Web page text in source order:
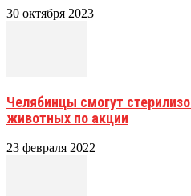
30 октября 2023
Челябинцы смогут
животных по акции
23 февраля 2022